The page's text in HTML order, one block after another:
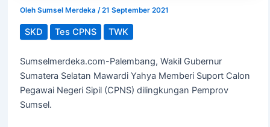
Oleh Sumsel Merdeka /21 September 2021
SKD Tes CPNS TWK
Sumselmerdeka.com-Palembang, Wakil Gubernur
Sumatera Selatan Mawardi Yahya Memberi Suport Calon
Pegawai Negeri Sipil (CPNS) dilingkungan Pemprov
Sumsel.